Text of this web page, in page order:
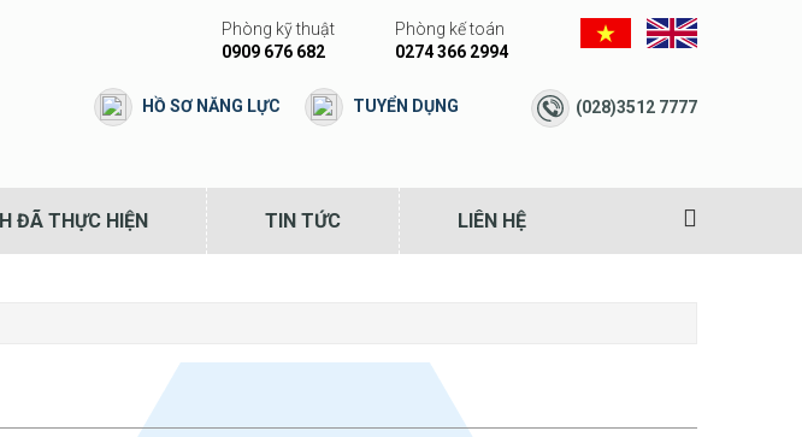
Phòng kỹ thuật
0909 676 682
Phòng kế toán
0274 366 2994
(028)3512 7777
HỒ SƠ NĂNG LỰC TUYỂN DỤNG
ĐÃ THỰC HIỆN TIN TỨC LIÊN HỆ